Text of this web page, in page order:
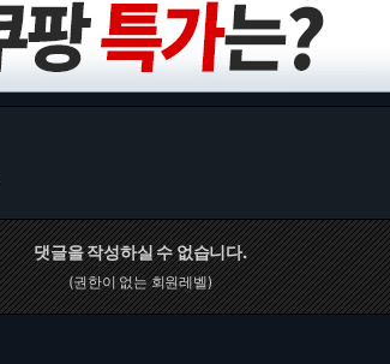
댓글을 작성하실 수 없습니다.
(권한이 없는 회원레벨)